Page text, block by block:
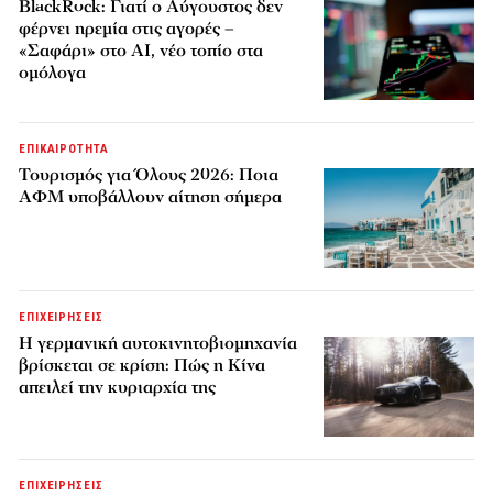
BlackRock: Γιατί ο Αύγουστος δεν
φέρνει ηρεμία στις αγορές –
«Σαφάρι» στο AI, νέο τοπίο στα
ομόλογα
ΕΠΙΚΑΙΡΟΤΗΤΑ
Τουρισμός για Όλους 2026: Ποια
ΑΦΜ υποβάλλουν αίτηση σήμερα
ΕΠΙΧΕΙΡΗΣΕΙΣ
Η γερμανική αυτοκινητοβιομηχανία
βρίσκεται σε κρίση: Πώς η Κίνα
απειλεί την κυριαρχία της
ΕΠΙΧΕΙΡΗΣΕΙΣ